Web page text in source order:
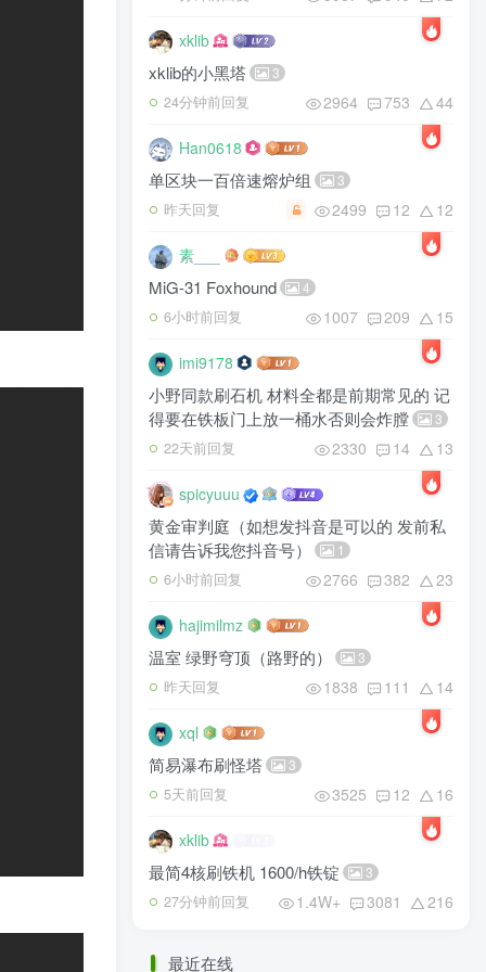
xklib
xklib的小黑塔 3
24分钟前回复 2964 753 44
Han0618
单区块一百倍速熔炉组 3
昨天回复 2499 12 12
素___
MiG-31 Foxhound 4
6小时前回复 1007 209 15
imi9178
小野同款刷石机 材料全都是前期常见的 记
得要在铁板门上放一桶水否则会炸膛
3
22天前回复 2330 14 13
spicyuuu
黄金审判庭（如想发抖音是可以的 发前私
信请告诉我您抖音号）
1
6小时前回复 2766 382 23
hajimilmz
温室 绿野穹顶（路野的） 3
昨天回复 1838 111 14
xql
简易瀑布刷怪塔 3
5天前回复 3525 12 16
xklib
最简4核刷铁机 1600/h铁锭 3
27分钟前回复 1.4W+ 3081 216
最近在线